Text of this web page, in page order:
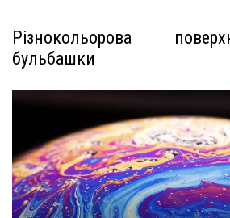
Різнокольорова
бульбашки